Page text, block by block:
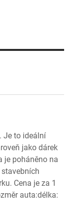
Je to ideální
jako dárek
je poháněno na
Cena je za 1
auta:délka: